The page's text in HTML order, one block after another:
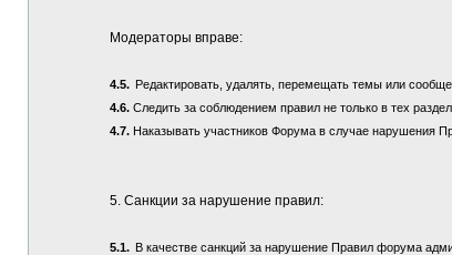
Модераторы вправе:
4.5. Редактировать, удалять, перемещать темы или
4.6.Следить за соблюдением правил не только в тех
4.7.Наказывать участников Форума в случае нарушения
5. Санкции за нарушение правил:
5.1. В качестве санкций за нарушение Правил форума